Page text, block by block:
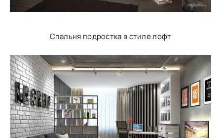
Спальня подростка в стиле лофт